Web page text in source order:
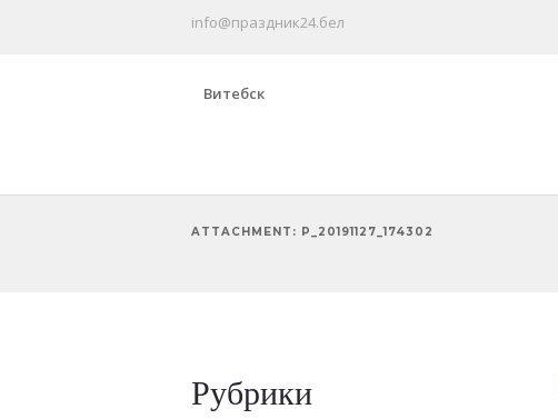
info@праздник24.бел
Витебск
ATTACHMENT: P_20191127_174302
Рубрики